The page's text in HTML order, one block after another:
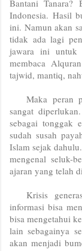
Bantani
Indonesia. Hasil
ini. Namun akan
tidak ada lagi
jawara ini untuk
membaca
tajwid, mantiq,
Maka peran
sangat
sebagai tonggak
sudah susah
Islam sejak
mengenal seluk-
ajaran yang telah
Krisis
informasi bisa
bisa mengetahui
lain sebagainya
akan menjadi